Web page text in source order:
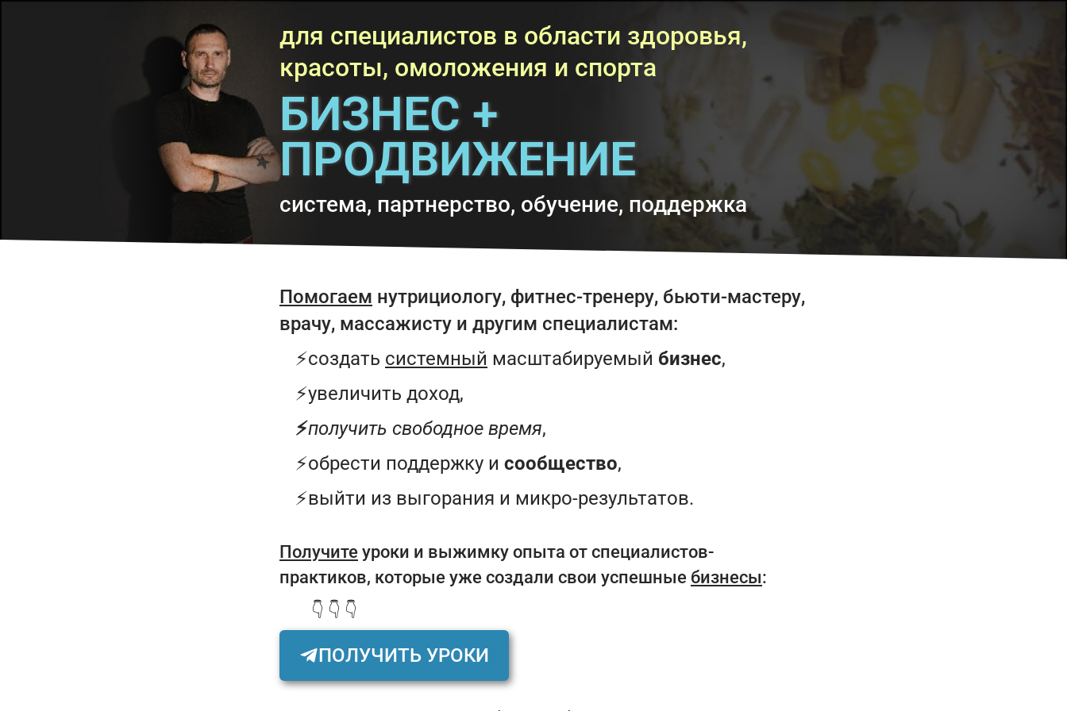
для специалистов в области здоровья,
красоты, омоложения и спорта
БИЗНЕС +
ПРОДВИЖЕНИЕ
система, партнерство, обучение, поддержка
Помогаем нутрициологу, фитнес-тренеру, бьюти-мастеру,
врачу, массажисту и другим специалистам:
⚡создать системный масштабируемый бизнес,
⚡увеличить доход,
⚡получить свободное время,
⚡обрести поддержку и сообщество,
⚡выйти из выгорания и микро-результатов.
Получите уроки и выжимку опыта от специалистов-
практиков, которые уже создали свои успешные бизнесы:
👇 👇 👇
ПОЛУЧИТЬ УРОКИ